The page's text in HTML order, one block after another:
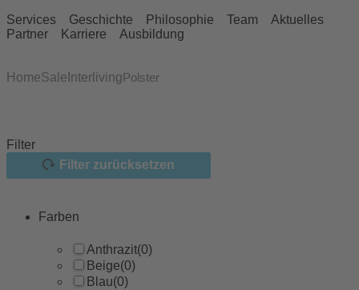
Services
Geschichte Philosophie Team
Aktuelles
Partner
Karriere Ausbildung
HomeSale Interliving Polster
Filter
Filter zurücksetzen
Farben
Anthrazit(0)
Beige(0)
Blau(0)